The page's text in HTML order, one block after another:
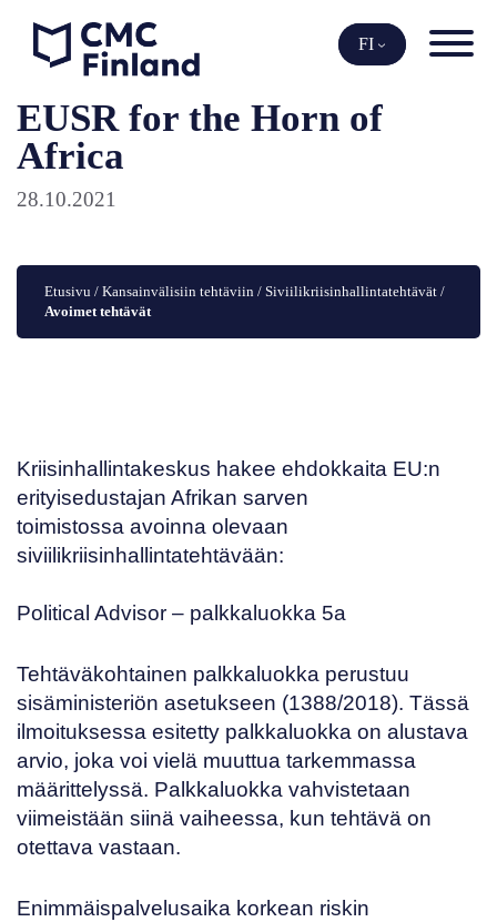
sisältöön
FI
EUSR for the Horn of
Africa
28.10.2021
Etusivu / Kansainvälisiin tehtäviin / Siviilikriisinhallintatehtävät
Avoimet tehtävät
Kriisinhallintakeskus hakee ehdokkaita EU:n
erityisedustajan Afrikan sarven
toimistossa avoinna olevaan
siviilikriisinhallintatehtävään:
Political Advisor – palkkaluokka 5a
Tehtäväkohtainen palkkaluokka perustuu
sisäministeriön asetukseen (1388/2018). Tässä
ilmoituksessa esitetty palkkaluokka on alustava
arvio, joka voi vielä muuttua tarkemmassa
määrittelyssä. Palkkaluokka vahvistetaan
viimeistään siinä vaiheessa, kun tehtävä on
otettava vastaan.
Enimmäispalvelusaika korkean riskin